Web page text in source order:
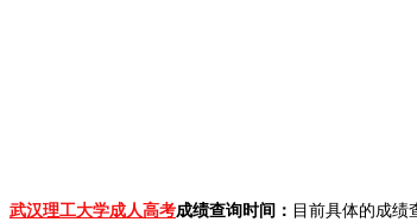
武汉理工大学成人高考成绩查询时间： 目前具体的成绩